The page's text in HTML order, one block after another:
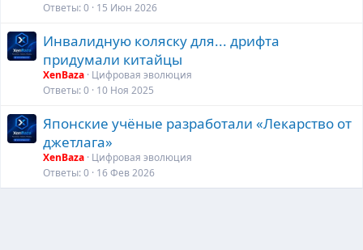
Ответы 0 15 Июн 2026
Инвалидную коляску для... дрифта
придумали китайцы
XenBaza Цифровая эволюция
Ответы 0 10 Ноя 2025
Японские учёные разработали «Лекарство от
джетлага»
XenBaza Цифровая эволюция
Ответы 0 16 Фев 2026